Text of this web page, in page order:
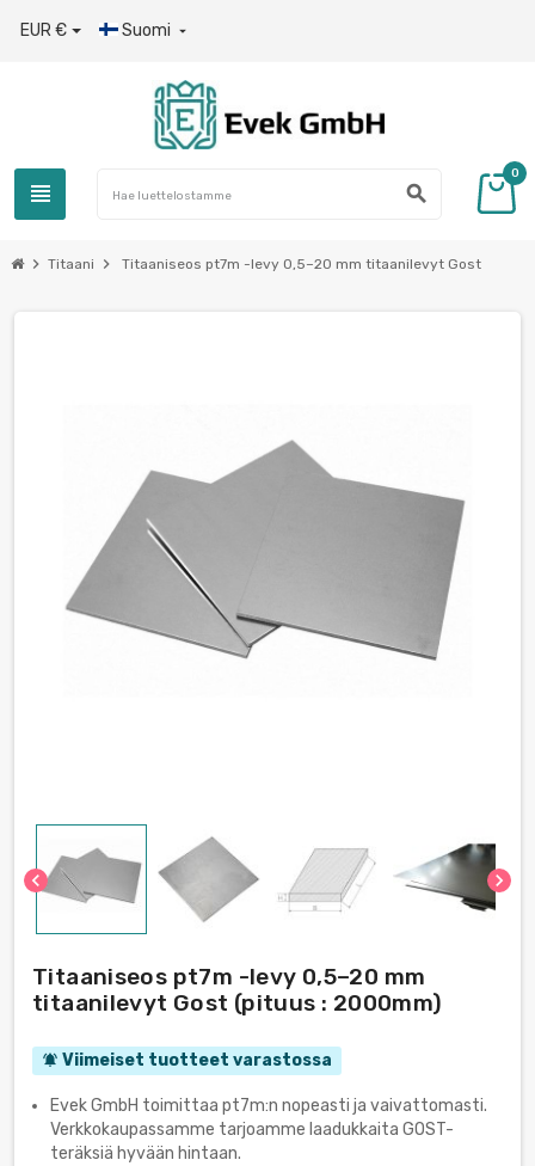
EUR € Suomi 
view_headline search
0
chevron_right Titaani chevron_right Titaaniseos pt7m -levy 0,5–20 mm titaanilevyt Gost
chevron_left chevron_right
Titaaniseos pt7m -levy 0,5–20 mm
titaanilevyt Gost (pituus : 2000mm)
notifications_active Viimeiset tuotteet varastossa
Evek GmbH toimittaa pt7m:n nopeasti ja vaivattomasti.
Verkkokaupassamme tarjoamme laadukkaita GOST-
teräksiä hyvään hintaan.